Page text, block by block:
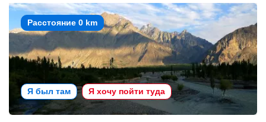
Расстояние 0 km
Я был там Я хочу пойти туда